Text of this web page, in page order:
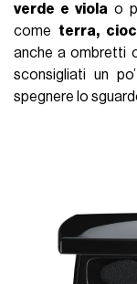
verde e viola o
come terra,
anche a ombretti
sconsigliati un
spegnere lo